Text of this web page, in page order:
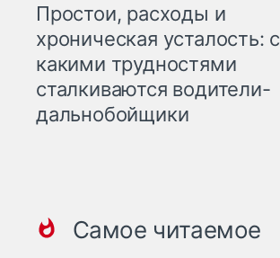
Простои, расходы и
хроническая усталость: с
какими трудностями
сталкиваются водители-
дальнобойщики
Самое читаемое